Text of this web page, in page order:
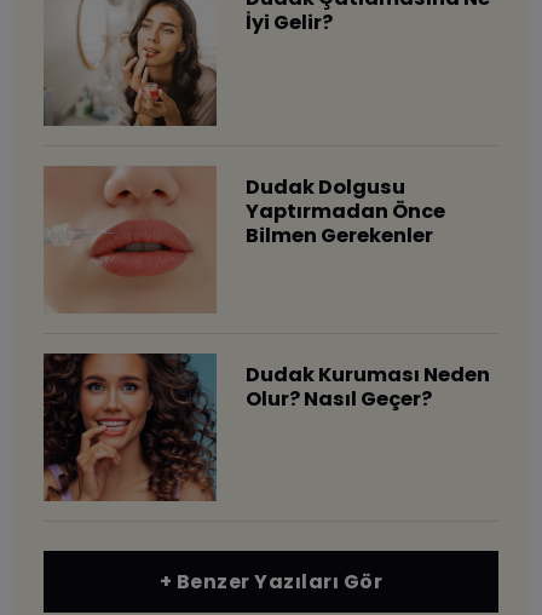
İyi Gelir?
Dudak Dolgusu
Yaptırmadan Önce
Bilmen Gerekenler
Dudak Kuruması Neden
Olur? Nasıl Geçer?
+ Benzer Yazıları Gör